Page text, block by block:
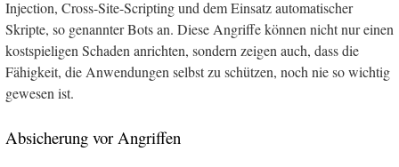
Injection, Cross-Site-Scripting und dem Einsatz automatischer
Skripte, so genannter Bots an. Diese Angriffe können nicht nur einen
kostspieligen Schaden anrichten, sondern zeigen auch, dass die
Fähigkeit, die Anwendungen selbst zu schützen, noch nie so wichtig
gewesen ist.
Absicherung vor Angriffen